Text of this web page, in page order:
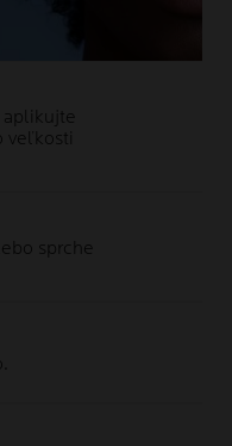
veľkosti
sprche